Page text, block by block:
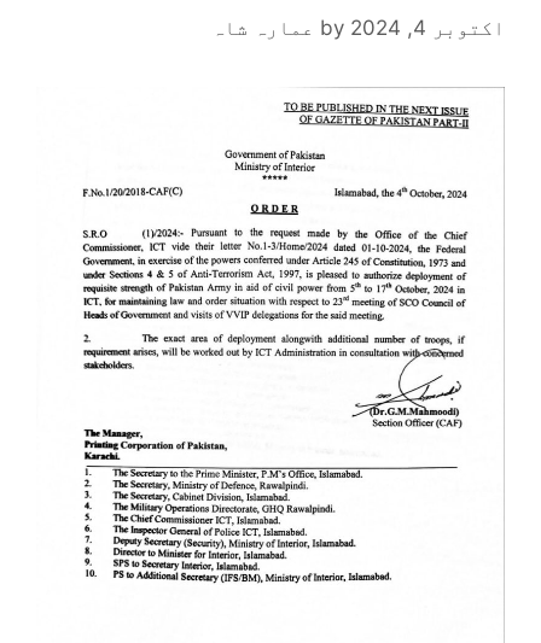
اکتوبر 4, 2024 by عمارہ شاہ